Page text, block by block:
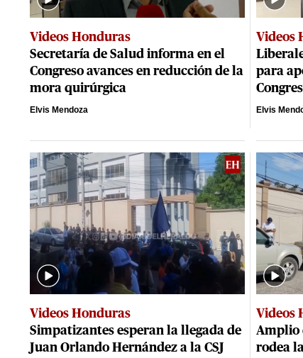
Videos Honduras
Secretaría de Salud informa en el
Congreso avances en reducción de la
mora quirúrgica
Elvis Mendoza
Videos
para
Elvis
Videos Honduras
Simpatizantes esperan la llegada de
Juan Orlando Hernández a la CSJ
Videos
Amplio
rodea